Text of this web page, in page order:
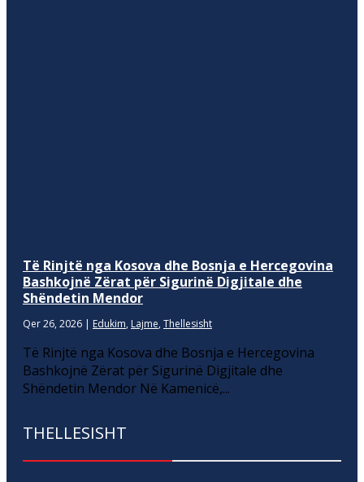
Të Rinjtë nga Kosova dhe Bosnja e Hercegovina
Bashkojnë Zërat për Sigurinë Digjitale dhe
Shëndetin Mendor
Qer 26, 2026 | Edukim, Lajme, Thellesisht
Të Rinjtë nga Kosova dhe Bosnja e Hercegovina
Bashkojnë Zërat për Sigurinë Digjitale dhe
Shëndetin Mendor Në Kamenicë,...
THELLESISHT